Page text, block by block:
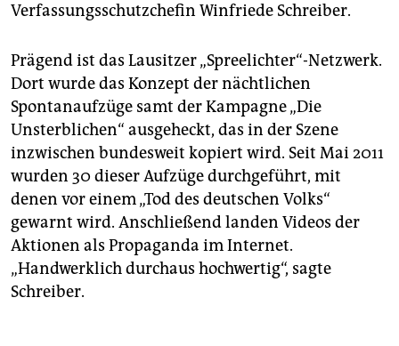
Verfassungsschutzchefin Winfriede Schreiber.
Prägend ist das Lausitzer „Spreelichter“-Netzwerk.
Dort wurde das Konzept der nächtlichen
Spontanaufzüge samt der Kampagne „Die
Unsterblichen“ ausgeheckt, das in der Szene
inzwischen bundesweit kopiert wird. Seit Mai 2011
wurden 30 dieser Aufzüge durchgeführt, mit
denen vor einem „Tod des deutschen Volks“
gewarnt wird. Anschließend landen Videos der
Aktionen als Propaganda im Internet.
„Handwerklich durchaus hochwertig“, sagte
Schreiber.